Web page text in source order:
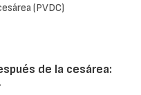
de la cesárea:
(PVDC)